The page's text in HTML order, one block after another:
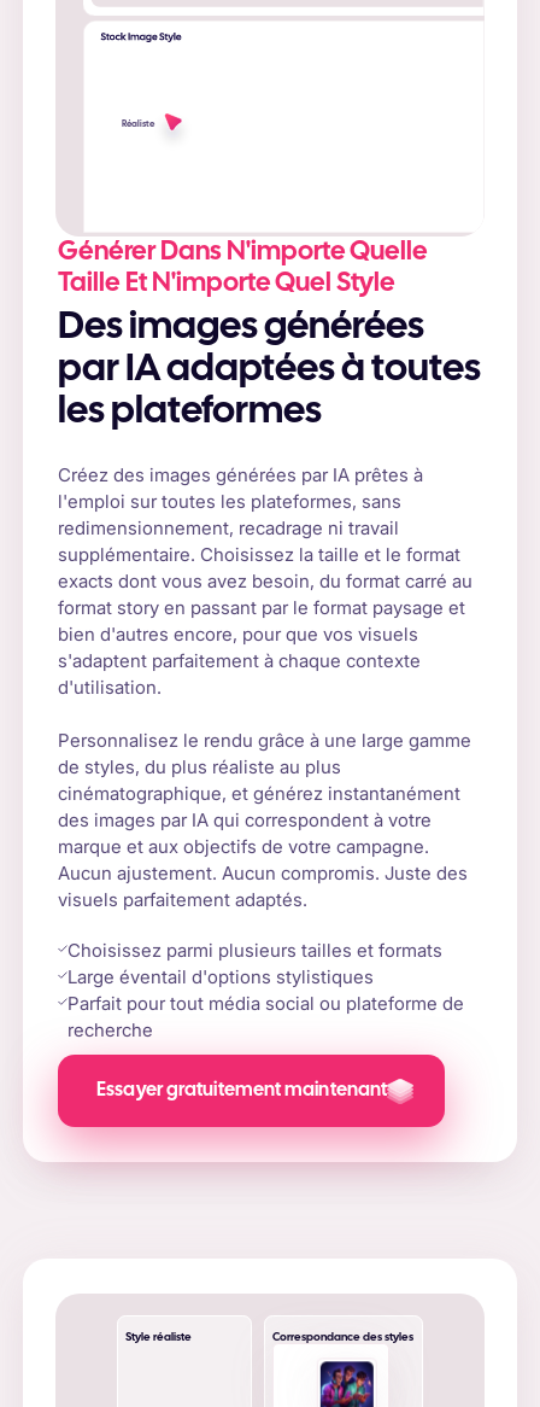
Générer Dans N'importe Quelle
Taille Et N'importe Quel Style
Des images générées
par IA adaptées à toutes
les plateformes
Créez des images générées par IA prêtes à
l'emploi sur toutes les plateformes, sans
redimensionnement, recadrage ni travail
supplémentaire. Choisissez la taille et le format
exacts dont vous avez besoin, du format carré au
format story en passant par le format paysage et
bien d'autres encore, pour que vos visuels
s'adaptent parfaitement à chaque contexte
d'utilisation.
Personnalisez le rendu grâce à une large gamme
de styles, du plus réaliste au plus
cinématographique, et générez instantanément
des images par IA qui correspondent à votre
marque et aux objectifs de votre campagne.
Aucun ajustement. Aucun compromis. Juste des
visuels parfaitement adaptés.
Choisissez parmi plusieurs tailles et formats
Large éventail d'options stylistiques
Parfait pour tout média social ou plateforme de
recherche
Essayer gratuitement maintenant
Réaliste
Style réaliste Correspondance des styles